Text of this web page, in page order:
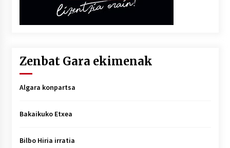
Zenbat Gara ekimenak
Algara konpartsa
Bakaikuko Etxea
Bilbo Hiria irratia